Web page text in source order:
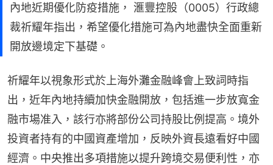
內地近期優化防疫措施， 滙豐控股（0005）行政總
裁祈耀年指出，希望優化措施可為內地盡快全面重新
開放邊境定下基礎。
祈耀年以視象形式於上海外灘金融峰會上致詞時指
出，近年內地持續加快金融開放，包括進一步放寬金
融市場准入，該行亦將部份公司持股比例提高。境外
投資者持有的中國資產增加，反映外資長遠看好中國
經濟。中央推出多項措施以提升跨境交易便利性，亦